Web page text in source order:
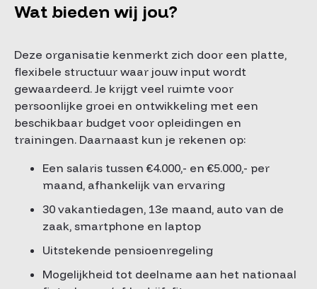
Wat bieden wij jou?
Deze organisatie kenmerkt zich door een platte,
flexibele structuur waar jouw input wordt
gewaardeerd. Je krijgt veel ruimte voor
persoonlijke groei en ontwikkeling met een
beschikbaar budget voor opleidingen en
trainingen. Daarnaast kun je rekenen op:
Een salaris tussen €4.000,- en €5.000,- per
maand, afhankelijk van ervaring
30 vakantiedagen, 13e maand, auto van de
zaak, smartphone en laptop
Uitstekende pensioenregeling
Mogelijkheid tot deelname aan het nationaal